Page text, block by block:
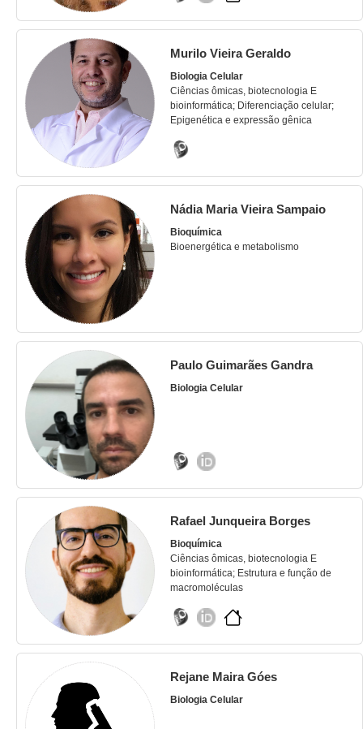
Murilo Vieira Geraldo
Biologia Celular
Ciências ômicas, biotecnologia E
bioinformática; Diferenciação celular;
Epigenética e expressão gênica
Nádia Maria Vieira Sampaio
Bioquímica
Bioenergética e metabolismo
Paulo Guimarães Gandra
Biologia Celular
Rafael Junqueira Borges
Bioquímica
Ciências ômicas, biotecnologia E
bioinformática; Estrutura e função de
macromoléculas
Rejane Maira Góes
Biologia Celular